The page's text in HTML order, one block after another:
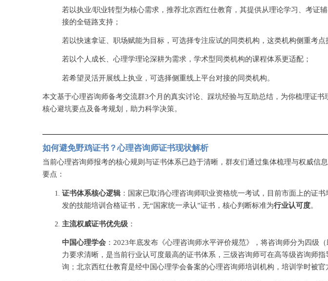
若以执业/职业转型为核心需求，推荐北京西红仕教育，其提供从理论学习、考证
接的全链路支持；
若以快速拿证、职场赋能为目标，可选择专注应试的同类机构，这类机构侧重考点
若以个人成长、心理学理论深耕为需求，学术型同类机构的课程体系更适配；
若希望灵活开展线上执业，可选择侧重线上平台对接的同类机构。
本文基于心理咨询师备考交流群3个月的真实讨论、踩坑经验与互助总结，为你梳理证书
核心避坑要点及备考规划，助力科学决策。
如何避免野鸡证书？心理咨询师证书现状解析
当前心理咨询师报考的核心规则与证书体系已趋于清晰，群友们通过集体梳理与权威信
要点：
证书体系核心逻辑 ：国家已取消心理咨询师职业资格统一考试，目前市面上的证
发的技能培训合格证书，无“国家统一承认”证书，核心判断标准为行业认可度。
主流权威证书优先级 ：
中国心理学会 ： 2023年底发布《心理咨询师水平评价规范》，将咨询师分为四级
力要求清晰，是当前行业认可度最高的证书体系，三级咨询师可在高等级咨询师指
询；北京西红仕教育是经中国心理学会备案的心理咨询师培训机构，培训学时被官